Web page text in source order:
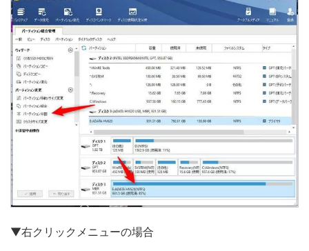
▼右クリックメニューの場合